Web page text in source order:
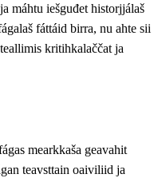
máhtu iešguđet historjjálaš
fáttáid birra, nu ahte sii
kritihkalaččat ja
mearkkaša geavahit
teavsttain oaiviliid ja